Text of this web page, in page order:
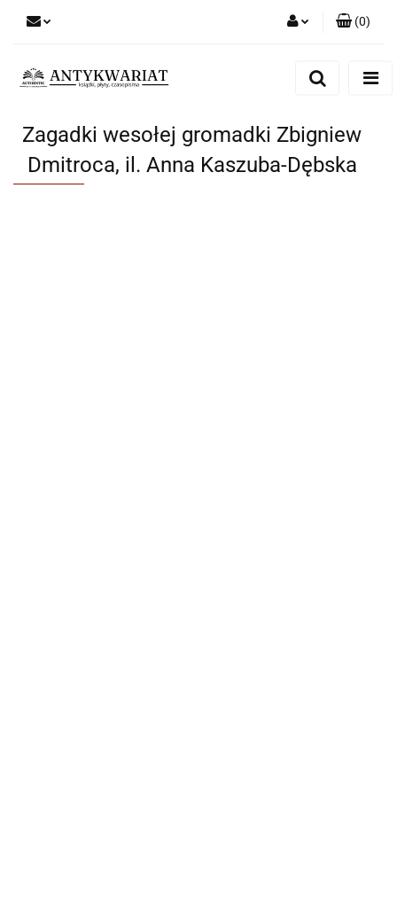
(0)
Zagadki wesołej gromadki Zbigniew
Dmitroca, il. Anna Kaszuba-Dębska